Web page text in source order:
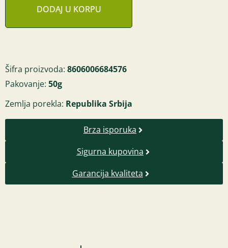
DODAJ U KORPU
Šifra proizvoda: 8606006684576
Pakovanje: 50g
Zemlja porekla: Republika Srbija
Brza isporuka
Sigurna kupovina
Garancija kvaliteta